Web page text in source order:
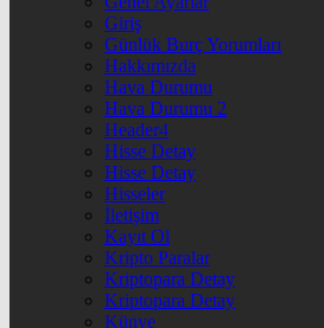
Giriş
Günlük Burç Yorumları
Hakkımızda
Hava Durumu
Hava Durumu 2
Header4
Hisse Detay
Hisse Detay
Hisseler
İletişim
Kayıt Ol
Kripto Paralar
Kriptopara Detay
Kriptopara Detay
Künye